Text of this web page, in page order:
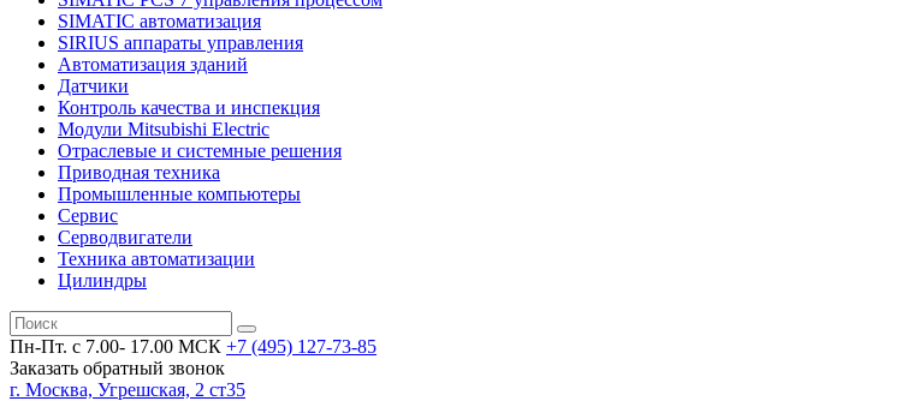
SIMATIC автоматизация
SIRIUS аппараты управления
Автоматизация зданий
Датчики
Контроль качества и инспекция
Модули Mitsubishi Electric
Отраслевые и системные решения
Приводная техника
Промышленные компьютеры
Сервис
Серводвигатели
Техника автоматизации
Цилиндры
Пн-Пт. с 7.00- 17.00 МСК +7 (495) 127-73-85
Заказать обратный звонок
г. Москва, Угрешская, 2 ст35